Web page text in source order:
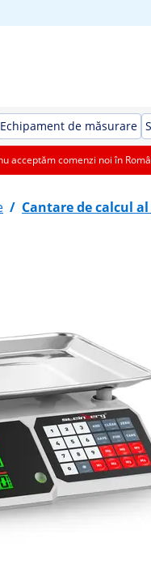
Echipament de măsurare
acceptăm comenzi noi în
/ Cantare de calcul